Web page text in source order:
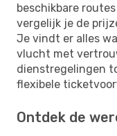
beschikbare
vergelijk je de
Je vindt er alles
vlucht met
dienstregelingen
flexibele
Ontdek de